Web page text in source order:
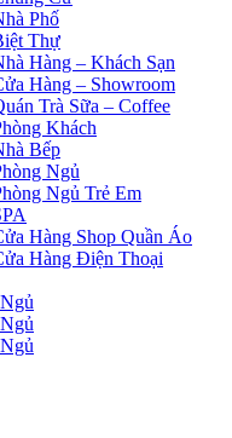
Phố
Thự
Hàng – Khách Sạn
Hàng – Showroom
Trà Sữa – Coffee
Khách
Bếp
Ngủ
Ngủ Trẻ Em
Hàng Shop Quần Áo
Hàng Điện Thoại